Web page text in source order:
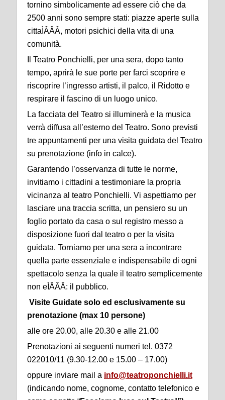
tornino simbolicamente ad essere ciò che da
2500 anni sono sempre stati: piazze aperte sulla
cittaÌÂÂÂ, motori psichici della vita di una
comunità.
Il Teatro Ponchielli, per una sera, dopo tanto
tempo, aprirà le sue porte per farci scoprire e
riscoprire l’ingresso artisti, il palco, il Ridotto e
respirare il fascino di un luogo unico.
La facciata del Teatro si illuminerà e la musica
verrà diffusa all’esterno del Teatro. Sono previsti
tre appuntamenti per una visita guidata del Teatro
su prenotazione (info in calce).
Garantendo l’osservanza di tutte le norme,
invitiamo i cittadini a testimoniare la propria
vicinanza al teatro Ponchielli. Vi aspettiamo per
lasciare una traccia scritta, un pensiero su un
foglio portato da casa o sul registro messo a
disposizione fuori dal teatro o per la visita
guidata. Torniamo per una sera a incontrare
quella parte essenziale e indispensabile di ogni
spettacolo senza la quale il teatro semplicemente
non eÌÂÂÂ: il pubblico.
Visite Guidate solo ed esclusivamente su
prenotazione (max 10 persone)
alle ore 20.00, alle 20.30 e alle 21.00
Prenotazioni ai seguenti numeri tel. 0372
022010/11 (9.30-12.00 e 15.00 – 17.00)
oppure inviare mail a info@teatroponchielli.it
(indicando nome, cognome, contatto telefonico e